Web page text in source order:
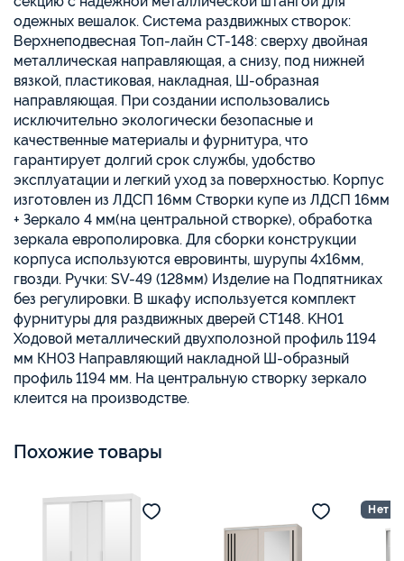
одежных вешалок. Система раздвижных створок:
Верхнеподвесная Топ-лайн СТ-148: сверху двойная
металлическая направляющая, а снизу, под нижней
вязкой, пластиковая, накладная, Ш-образная
направляющая. При создании использовались
исключительно экологически безопасные и
качественные материалы и фурнитура, что
гарантирует долгий срок службы, удобство
эксплуатации и легкий уход за поверхностью. Корпус
изготовлен из ЛДСП 16мм Створки купе из ЛДСП 16мм
+ Зеркало 4 мм(на центральной створке), обработка
зеркала европолировка. Для сборки конструкции
корпуса используются евровинты, шурупы 4х16мм,
гвозди. Ручки: SV-49 (128мм) Изделие на Подпятниках
без регулировки. В шкафу используется комплект
фурнитуры для раздвижных дверей CТ148. KH01
Ходовой металлический двухполозной профиль 1194
мм КН03 Направляющий накладной Ш-образный
профиль 1194 мм. На центральную створку зеркало
клеится на производстве.
Похожие товары
Нет в